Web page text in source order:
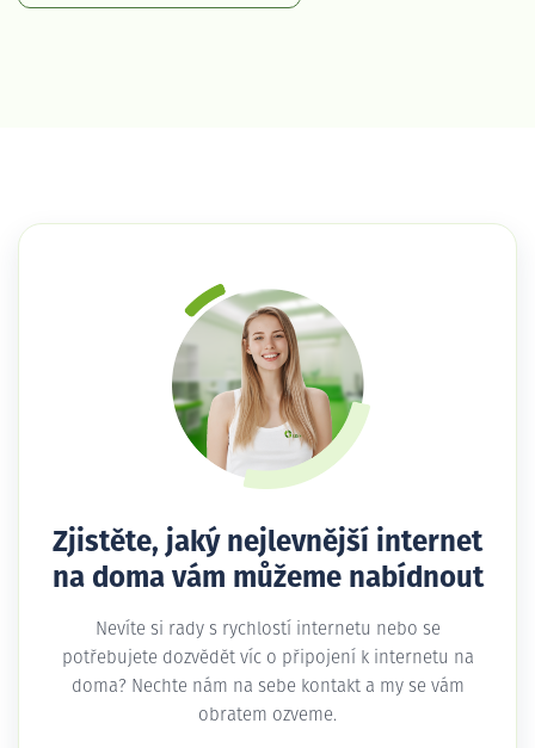
Zjistěte, jaký nejlevnější internet
na doma vám můžeme nabídnout
Nevíte si rady s rychlostí internetu nebo se
potřebujete dozvědět víc o připojení k internetu na
doma? Nechte nám na sebe kontakt a my se vám
obratem ozveme.